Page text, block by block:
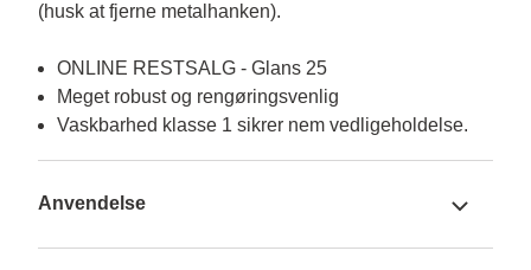
ONLINE RESTSALG - Glans 25
Meget robust og rengøringsvenlig
Vaskbarhed klasse 1 sikrer nem vedligeholdelse.
Anvendelse